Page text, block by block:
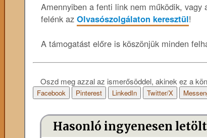
Amennyiben a fenti link nem működik,
felénk az Olvasószolgálaton keresztül!
A támogatást előre is köszönjük minden
Oszd meg azzal az ismerősöddel, akinek ez a
Facebook Pinterest LinkedIn Twitter/X
Hasonló ingyenesen